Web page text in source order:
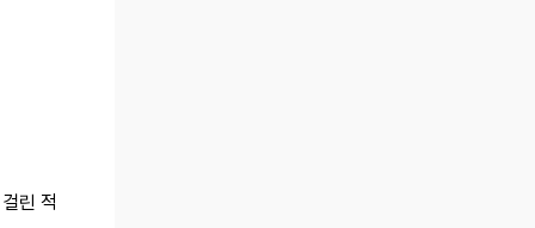
린 적